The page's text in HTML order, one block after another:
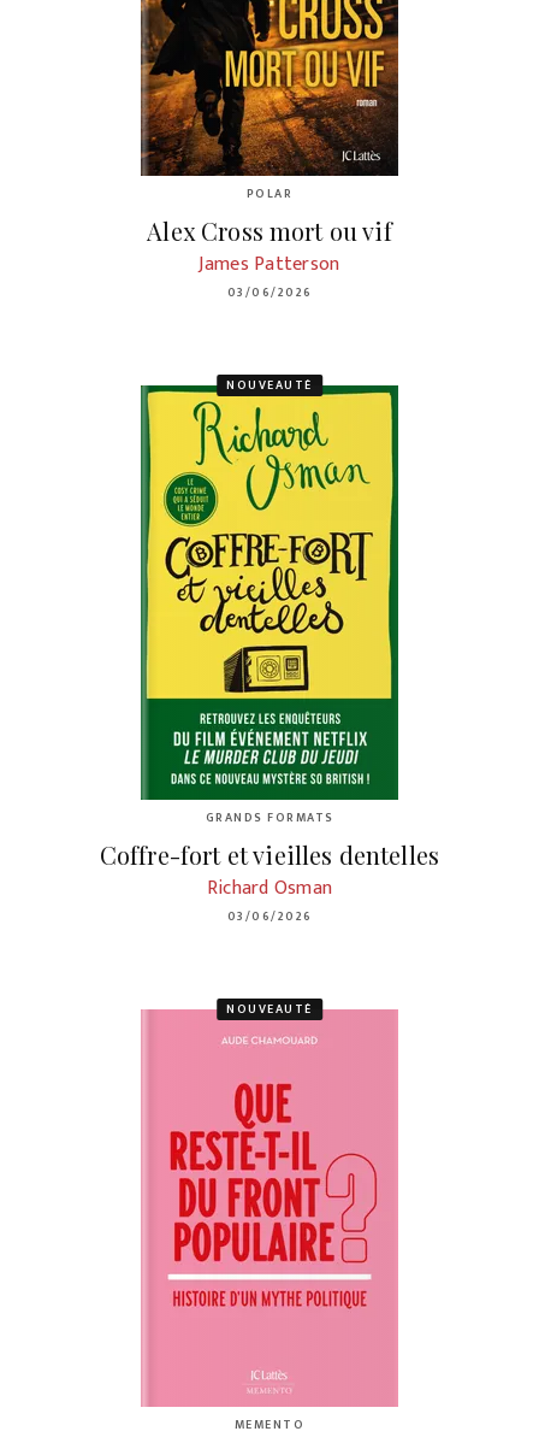
POLAR
Alex Cross mort ou vif
James Patterson
03/06/2026
NOUVEAUTÉ
GRANDS FORMATS
Coffre-fort et vieilles dentelles
Richard Osman
03/06/2026
NOUVEAUTÉ
MEMENTO